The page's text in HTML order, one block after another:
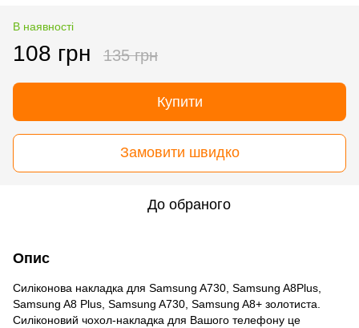
В наявності
108 грн 135 грн
Купити
Замовити швидко
До обраного
Опис
Силіконова накладка для Samsung A730, Samsung A8Plus,
Samsung A8 Plus, Samsung A730, Samsung A8+ золотиста.
Силіконовий чохол-накладка для Вашого телефону це